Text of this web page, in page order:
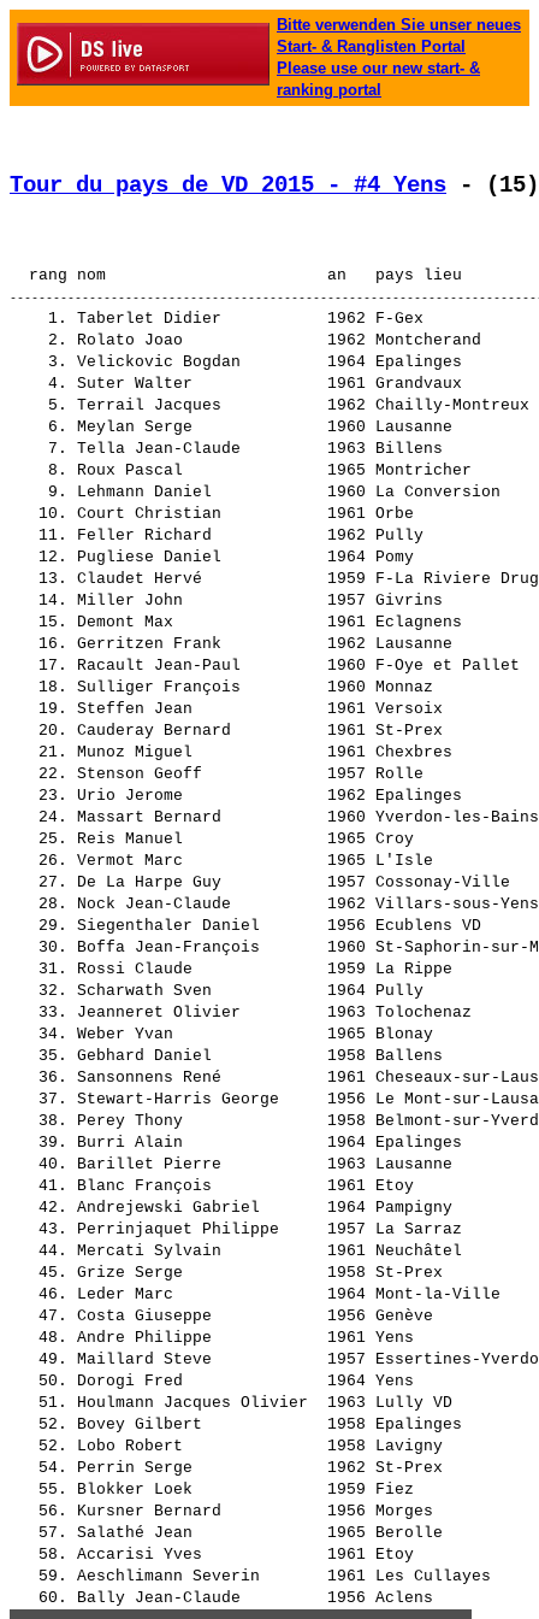
Bitte verwenden Sie unser neues
Start- & Ranglisten Portal
Please use our new start- &
ranking portal
Tour du pays de VD 2015 - #4 Yens - (15)
    1.
Taberlet Didier
1962 F-Gex
    2.
Rolato Joao
1962
    3.
Velickovic Bogdan
1964 Epalinges
    4.
Suter Walter
1961 Grandvaux
    5.
Terrail Jacques
1962 Chailly-
    6.
Meylan Serge
1960 Lausanne
    7.
Tella Jean-Claude
1963 Billens
    8.
Roux Pascal
1965 Montricher
    9.
Lehmann Daniel
1960 La
   10.
Court Christian
1961 Orbe
   11.
Feller Richard
1962 Pully
   12.
Pugliese Daniel
1964 Pomy
   13.
Claudet Hervé
1959 F-La
   14.
Miller John
1957 Givrins
   15.
Demont Max
1961 Eclagnens
   16.
Gerritzen Frank
1962 Lausanne
   17.
Racault Jean-Paul
1960 F-Oye et
   18.
Sulliger François
1960 Monnaz
   19.
Steffen Jean
1961 Versoix
   20.
Cauderay Bernard
1961 St-Prex
   21.
Munoz Miguel
1961 Chexbres
   22.
Stenson Geoff
1957 Rolle
   23.
Urio Jerome
1962 Epalinges
   24.
Massart Bernard
1960 Yverdon-
   25.
Reis Manuel
1965 Croy
   26.
Vermot Marc
1965 L'Isle
   27.
De La Harpe Guy
1957 Cossonay-
   28.
Nock Jean-Claude
1962 Villars-
   29.
Siegenthaler Daniel
1956 Ecublens
   30.
Boffa Jean-François
1960 St-Saphorin-
   31.
Rossi Claude
1959 La Rippe
   32.
Scharwath Sven
1964 Pully
   33.
Jeanneret Olivier
1963 Tolochenaz
   34.
Weber Yvan
1965 Blonay
   35.
Gebhard Daniel
1958 Ballens
   36.
Sansonnens René
1961 Cheseaux-
   37.
Stewart-Harris George
1956 Le Mont-
   38.
Perey Thony
1958 Belmont-sur-
   39.
Burri Alain
1964 Epalinges
   40.
Barillet Pierre
1963 Lausanne
   41.
Blanc François
1961 Etoy
   42.
Andrejewski Gabriel
1964 Pampigny
   43.
Perrinjaquet Philippe
1957 La Sarraz
   44.
Mercati Sylvain
1961 Neuchâtel
   45.
Grize Serge
1958 St-Prex
   46.
Leder Marc
1964 Mont-la-
   47.
Costa Giuseppe
1956 Genève
   48.
Andre Philippe
1961 Yens
   49.
Maillard Steve
1957 Essertines-
   50.
Dorogi Fred
1964 Yens
   51.
Houlmann Jacques Olivier
1963 Lully VD
   52.
Bovey Gilbert
1958 Epalinges
   52.
Lobo Robert
1958 Lavigny
   54.
Perrin Serge
1962 St-Prex
   55.
Blokker Loek
1959 Fiez
   56.
Kursner Bernard
1956 Morges
   57.
Salathé Jean
1965 Berolle
   58.
Accarisi Yves
1961 Etoy
   59.
Aeschlimann Severin
1961 Les
   60.
Bally Jean-Claude
1956 Aclens